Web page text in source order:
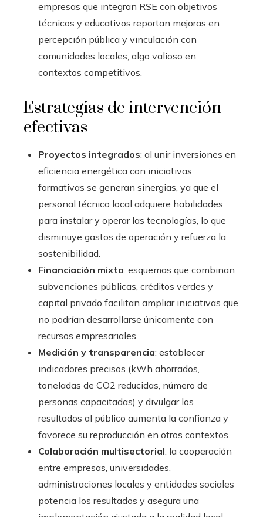
empresas que integran RSE con objetivos
técnicos y educativos reportan mejoras en
percepción pública y vinculación con
comunidades locales, algo valioso en
contextos competitivos.
Estrategias de intervención
efectivas
Proyectos integrados: al unir inversiones en
eficiencia energética con iniciativas
formativas se generan sinergias, ya que el
personal técnico local adquiere habilidades
para instalar y operar las tecnologías, lo que
disminuye gastos de operación y refuerza la
sostenibilidad.
Financiación mixta: esquemas que combinan
subvenciones públicas, créditos verdes y
capital privado facilitan ampliar iniciativas que
no podrían desarrollarse únicamente con
recursos empresariales.
Medición y transparencia: establecer
indicadores precisos (kWh ahorrados,
toneladas de CO2 reducidas, número de
personas capacitadas) y divulgar los
resultados al público aumenta la confianza y
favorece su reproducción en otros contextos.
Colaboración multisectorial: la cooperación
entre empresas, universidades,
administraciones locales y entidades sociales
potencia los resultados y asegura una